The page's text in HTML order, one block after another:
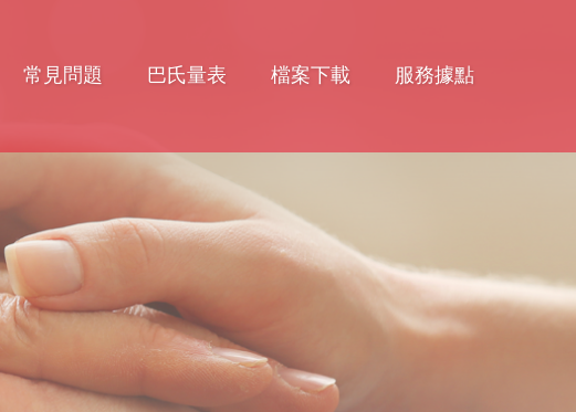
常見問題 巴氏量表 檔案下載 服務據點